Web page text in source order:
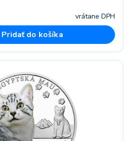
vrátane DPH
Pridať do košíka